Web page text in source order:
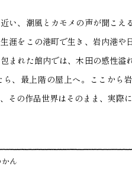
い、潮風とカモメの声が聞こ
涯をこの港町で生き、岩内港や
まれた館内では、木田の感性
、最上階の屋上へ。ここから
その作品世界はそのまま、実際
ん